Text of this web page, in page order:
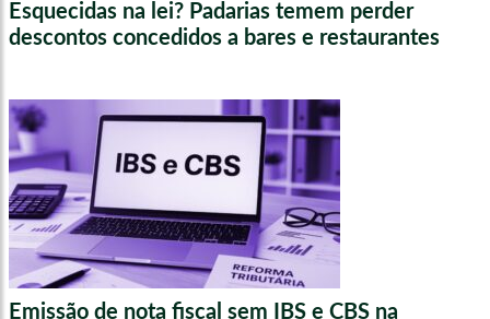
Esquecidas na lei? Padarias temem perder
descontos concedidos a bares e restaurantes
Emissão de nota fiscal sem IBS e CBS na